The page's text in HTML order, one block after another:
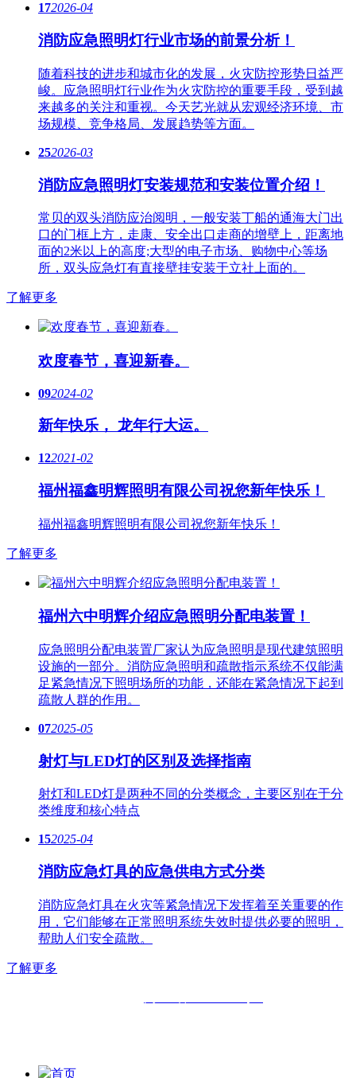
172026-04
消防应急照明灯行业市场的前景分析！
随着科技的进步和城市化的发展，火灾防控形势日益严
峻。应急​照明灯行业作为火灾防控的重要手段，受到越
来越多的关注和重视。今天艺光就从宏观经济环境、市
场规模、竞争格局、发展趋势等方面。
252026-03
消防应急照明灯安装规范和安装位置介绍！
常贝的双头消防应治阅明，一般安装丁船的通海大门出
口的门框上方，走康、安全出口走商的增壁上，距离地
面的2米以上的高度;大型的电子市场、购物中心等场
所，双头应急灯有直接壁挂安装于立社上面的。
了解更多
欢度春节，喜迎新春。
092024-02
新年快乐， 龙年行大运。
122021-02
福州福鑫明辉照明有限公司祝您新年快乐！
福州福鑫明辉照明有限公司祝您新年快乐！
了解更多
福州六中明辉介绍应急照明分配电装置！
应急照明分配电装置厂家认为应急照明是现代建筑照明
设施的一部分。消防应急照明和疏散指示系统不仅能满
足紧急情况下照明场所的功能，还能在紧急情况下起到
疏散人群的作用。
072025-05
射灯与LED灯的区别及选择指南
射灯和LED灯是两种不同的分类概念，主要区别在于分
类维度和核心特点
152025-04
消防应急灯具的应急供电方式分类
消防应急灯具在火灾等紧急情况下发挥着至关重要的作
用，它们能够在正常照明系统失效时提供必要的照明，
帮助人们安全疏散。
了解更多
首页